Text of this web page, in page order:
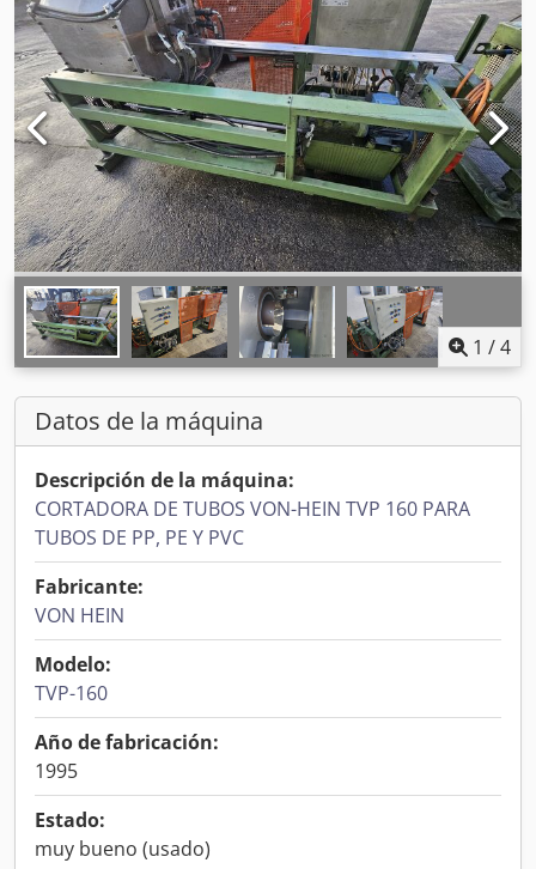
1 /4
Datos de la máquina
Descripción de la máquina:
CORTADORA DE TUBOS VON-HEIN TVP 160 PARA
TUBOS DE PP, PE Y PVC
Fabricante:
VON HEIN
Modelo:
TVP-160
Año de fabricación:
1995
Estado:
muy bueno (usado)